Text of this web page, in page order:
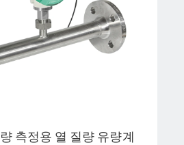
측정용 열 질량 유량계